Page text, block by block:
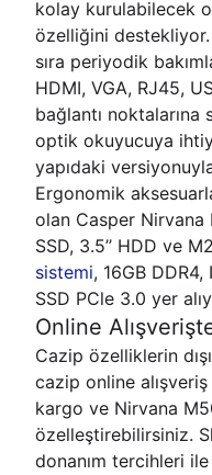
kolay kurulabilecek
özelliğini
sıra periyodik
HDMI, VGA, RJ45,
bağlantı
optik okuyucuya
yapıdaki
Ergonomik
olan Casper Nirvana
SSD, 3.5’’ HDD ve
sistemi, 16GB
SSD PCle 3.0 yer
Online
Cazip özelliklerin
cazip online
kargo ve Nirvana
özelleştirebilirsiniz.
donanım tercihleri